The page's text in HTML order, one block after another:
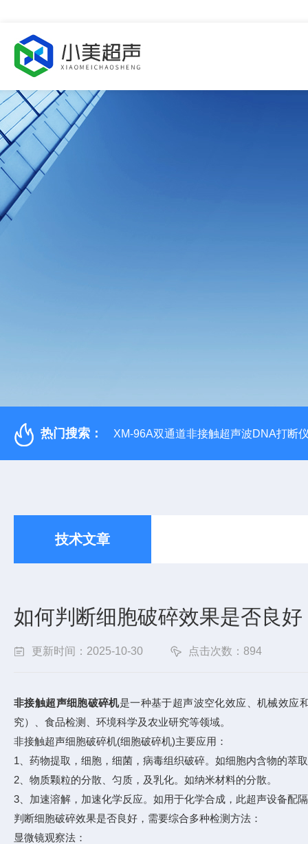
热门搜索： XM-96A双通道非接触超声波DNA打断
技术文章
如何判断细胞破碎效果是否良好
更新时间：2025-10-30 点击次数：894
非接触超声细胞破碎机是一种基于超声波空化效应、机械效应
究）、食品检测、环境科学及农业研究等领域。
非接触超声细胞破碎机(细胞破碎机)主要应用：
1、药物提取，细胞，细菌，病毒组织破碎。如细胞内含物的萃
2、物质颗粒的分散、匀质，及乳化。如纳米材料的分散。
3、加速溶解，加速化学反应。如用于化学合成，此超声设备配
判断细胞破碎效果是否良好，需要综合多种检测方法：
显微镜观察法：